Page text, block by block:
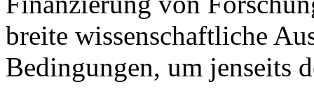
breite wissenschaftliche
Bedingungen, um jenseits